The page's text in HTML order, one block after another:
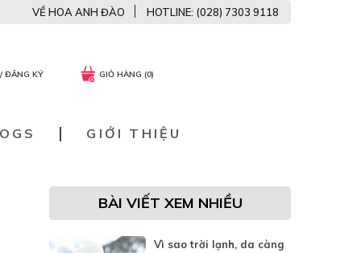
ĐĂNG KÝ GIỎ HÀNG (0)
VỀ HOA ANH ĐÀO HOTLINE: (028) 7303 9118
GIỚI THIỆU
BÀI VIẾT XEM NHIỀU
Vì sao trời lạnh, da càng